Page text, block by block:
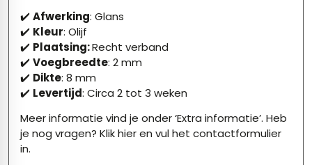
✔️Afwerking: Glans
✔️ Kleur: Olijf
✔️ Plaatsing:Recht verband
✔️Voegbreedte: 2 mm
✔️ Dikte: 8 mm
✔️ Levertijd: Circa 2 tot 3 weken
Meer informatie vind je onder ‘Extra informatie’. Heb
je nog vragen? Klik hieren vul het contactformulier
in.